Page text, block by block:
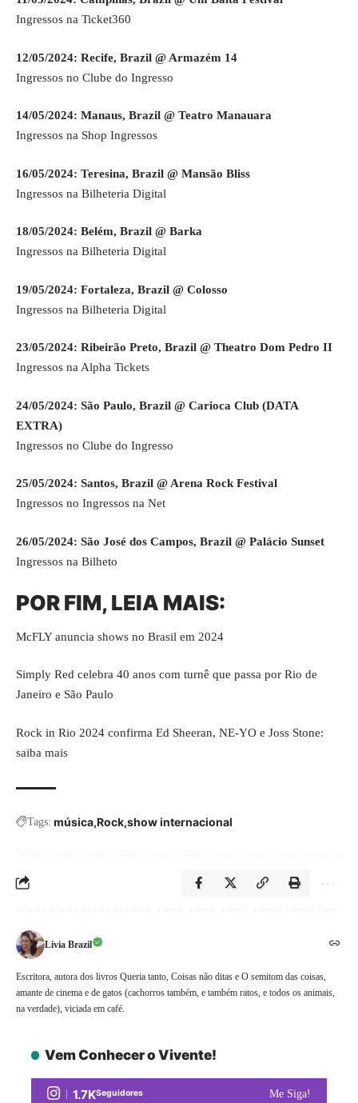
Ingressos na Ticket360
12/05/2024: Recife, Brazil @ Armazém 14
Ingressos no Clube do Ingresso
14/05/2024: Manaus, Brazil @ Teatro Manauara
Ingressos na Shop Ingressos
16/05/2024: Teresina, Brazil @ Mansão Bliss
Ingressos na Bilheteria Digital
18/05/2024: Belém, Brazil @ Barka
Ingressos na Bilheteria Digital
19/05/2024: Fortaleza, Brazil @ Colosso
Ingressos na Bilheteria Digital
23/05/2024: Ribeirão Preto, Brazil @ Theatro Dom Pedro II
Ingressos na Alpha Tickets
24/05/2024: São Paulo, Brazil @ Carioca Club (DATA
EXTRA)
Ingressos no Clube do Ingresso
25/05/2024: Santos, Brazil @ Arena Rock Festival
Ingressos no Ingressos na Net
26/05/2024: São José dos Campos, Brazil @ Palácio Sunset
Ingressos na Bilheto
POR FIM, LEIA MAIS:
McFLY anuncia shows no Brasil em 2024
Simply Red celebra 40 anos com turnê que passa por Rio de
Janeiro e São Paulo
Rock in Rio 2024 confirma Ed Sheeran, NE-YO e Joss Stone:
saiba mais
Tags: música Rock show internacional
Livia Brazil
Escritora, autora dos livros Queria tanto, Coisas não ditas e O semitom das coisas,
amante de cinema e de gatos (cachorros também, e também ratos, e todos os animais,
na verdade), viciada em café.
Vem Conhecer o Vivente!
1.7KSeguidores Me Siga!